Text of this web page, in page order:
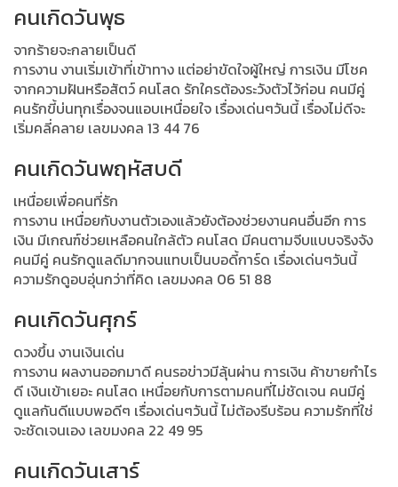
คนเกิดวันพุธ
จากร้ายจะกลายเป็นดี
การงาน งานเริ่มเข้าที่เข้าทาง แต่อย่าขัดใจผู้ใหญ่ การเงิน มีโชค
จากความฝันหรือสัตว์ คนโสด รักใครต้องระวังตัวไว้ก่อน คนมีคู่
คนรักขี้บ่นทุกเรื่องจนแอบเหนื่อยใจ เรื่องเด่นๆวันนี้ เรื่องไม่ดีจะ
เริ่มคลี่คลาย เลขมงคล 13 44 76
คนเกิดวันพฤหัสบดี
เหนื่อยเพื่อคนที่รัก
การงาน เหนื่อยกับงานตัวเองแล้วยังต้องช่วยงานคนอื่นอีก การ
เงิน มีเกณฑ์ช่วยเหลือคนใกล้ตัว คนโสด มีคนตามจีบแบบจริงจัง
คนมีคู่ คนรักดูแลดีมากจนแทบเป็นบอดี้การ์ด เรื่องเด่นๆวันนี้
ความรักดูอบอุ่นกว่าที่คิด เลขมงคล 06 51 88
คนเกิดวันศุกร์
ดวงขึ้น งานเงินเด่น
การงาน ผลงานออกมาดี คนรอข่าวมีลุ้นผ่าน การเงิน ค้าขายกำไร
ดี เงินเข้าเยอะ คนโสด เหนื่อยกับการตามคนที่ไม่ชัดเจน คนมีคู่
ดูแลกันดีแบบพอดีๆ เรื่องเด่นๆวันนี้ ไม่ต้องรีบร้อน ความรักที่ใช่
จะชัดเจนเอง เลขมงคล 22 49 95
คนเกิดวันเสาร์